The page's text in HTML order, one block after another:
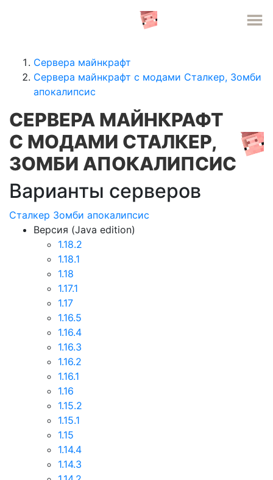
Сервера майнкрафт
Сервера майнкрафт с модами Сталкер, Зомби
апокалипсис
СЕРВЕРА МАЙНКРАФТ
С МОДАМИ СТАЛКЕР,
ЗОМБИ АПОКАЛИПСИС
Варианты серверов
Сталкер Зомби апокалипсис
Версия (Java edition)
1.18.2
1.18.1
1.18
1.17.1
1.17
1.16.5
1.16.4
1.16.3
1.16.2
1.16.1
1.16
1.15.2
1.15.1
1.15
1.14.4
1.14.3